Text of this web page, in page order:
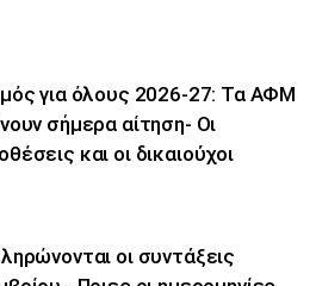
για όλους 2026-27: Τα ΑΦΜ
σήμερα αίτηση- Οι
και οι δικαιούχοι
οι συντάξεις